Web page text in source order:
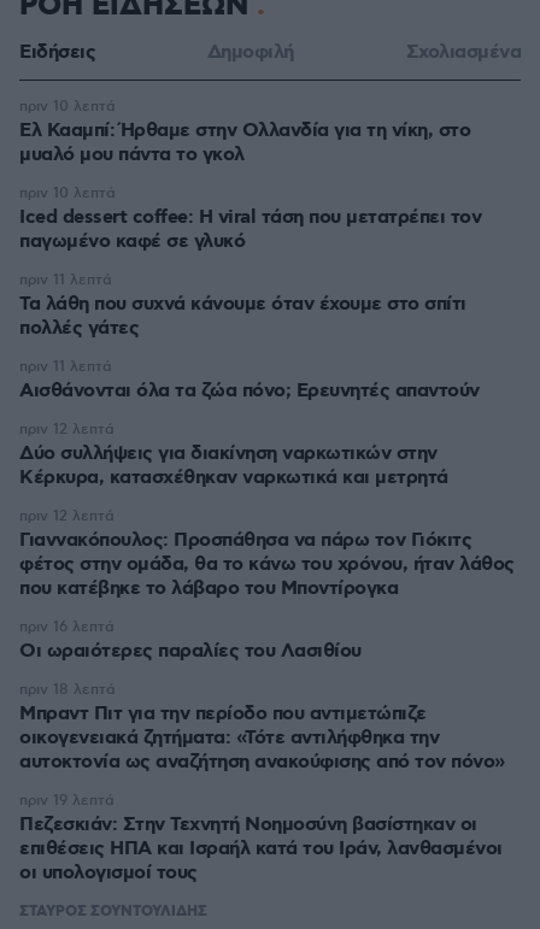
Ειδήσεις Δημοφιλή Σχολιασμένα
Ελ Κααμπί: Ήρθαμε στην Ολλανδία για τη νίκη, στο
μυαλό μου πάντα το γκολ
πριν 10 λεπτά
Iced dessert coffee: Η viral τάση που μετατρέπει τον
παγωμένο καφέ σε γλυκό
πριν 10 λεπτά
Τα λάθη που συχνά κάνουμε όταν έχουμε στο σπίτι
πολλές γάτες
πριν 11 λεπτά
Αισθάνονται όλα τα ζώα πόνο; Ερευνητές απαντούν
πριν 11 λεπτά
Δύο συλλήψεις για διακίνηση ναρκωτικών στην
Κέρκυρα, κατασχέθηκαν ναρκωτικά και μετρητά
πριν 12 λεπτά
Γιαννακόπουλος: Προσπάθησα να πάρω τον Γιόκιτς
φέτος στην ομάδα, θα το κάνω του χρόνου, ήταν λάθος
που κατέβηκε το λάβαρο του Μποντίρογκα
πριν 12 λεπτά
Οι ωραιότερες παραλίες του Λασιθίου
πριν 16 λεπτά
Μπραντ Πιτ για την περίοδο που αντιμετώπιζε
οικογενειακά ζητήματα: «Τότε αντιλήφθηκα την
αυτοκτονία ως αναζήτηση ανακούφισης από τον πόνο»
πριν 18 λεπτά
Πεζεσκιάν: Στην Τεχνητή Νοημοσύνη βασίστηκαν οι
επιθέσεις ΗΠΑ και Ισραήλ κατά του Ιράν, λανθασμένοι
οι υπολογισμοί τους
πριν 19 λεπτά
ΣΤΑΥΡΟΣ ΣΟΥΝΤΟΥΛΙΔΗΣ